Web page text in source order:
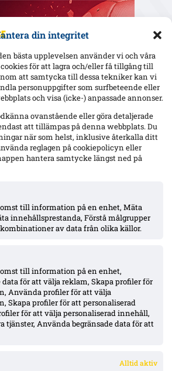
din integritet
bästa upplevelsen använder vi och våra
för att lagra och/eller få tillgång till
att samtycka till dessa tekniker kan vi
personuppgifter som surfbeteende eller
och visa (icke-) anpassade annonser.
ovanstående eller göra detaljerade
att tillämpas på denna webbplats. Du
när som helst, inklusive återkalla ditt
reglagen på cookiepolicyn eller
hantera samtycke längst ned på
till information på en enhet, Mäta
innehållsprestanda, Förstå målgrupper
av data från olika källor.
till information på en enhet,
för att välja reklam, Skapa profiler för
Använda profiler för att välja
Skapa profiler för att personaliserad
för att välja personaliserad innehåll,
tjänster, Använda begränsade data för att
Alltid aktiv
Daniel Paulson utvisad mot AIK: ”Jag träffar inte
AIK vann 4–3 på Gamla Ullevi
debuterade för Brighton – 30 min i 3–0 mot
6,5/10
Halmstads BK:s vänsterback Gustav Friberg klar för
– kontrakt till sommaren 2029
bröt 38-matchers måltorka – sköt Elfsborgs 1–0 borta